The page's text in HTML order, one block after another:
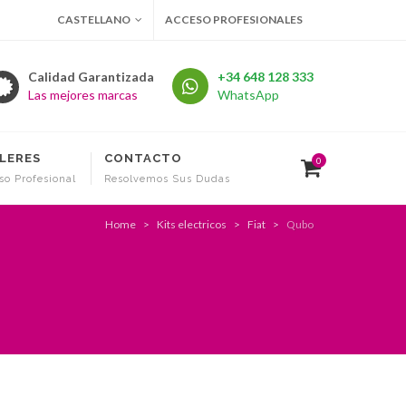
CASTELLANO ACCESO PROFESIONALES
Calidad Garantizada
Las mejores marcas
+34 648 128 333
WhatsApp
Profesional
CONTACTO
Resolvemos Sus Dudas
0
Home Kits electricos Fiat Qubo